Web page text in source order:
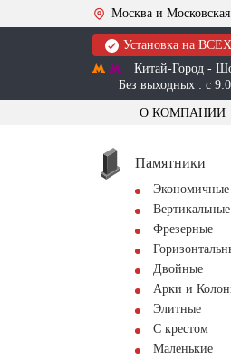
Москва и Московская
Установка на
Китай-Город -
Без выходных : с
О КОМПАНИИ
Памятники
Экономичные
Вертикальные
Фрезерные
Двойные
Арки и
Элитные
С крестом
Маленькие